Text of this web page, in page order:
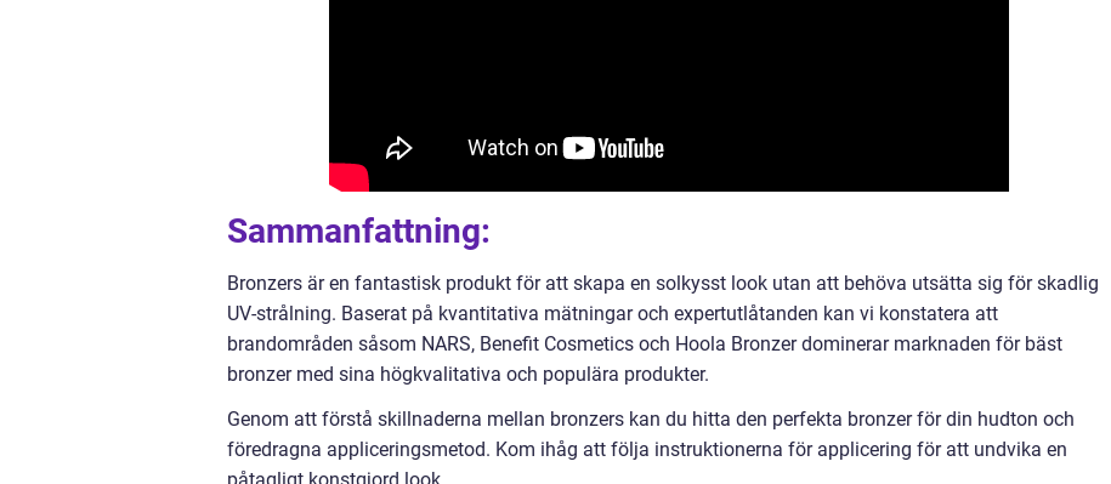
Sammanfattning:
Bronzers är en fantastisk produkt för att skapa en solkysst look utan att behöva utsätta sig för skadlig
UV-strålning. Baserat på kvantitativa mätningar och expertutlåtanden kan vi konstatera att
brandområden såsom NARS, Benefit Cosmetics och Hoola Bronzer dominerar marknaden för bäst
bronzer med sina högkvalitativa och populära produkter.
Genom att förstå skillnaderna mellan bronzers kan du hitta den perfekta bronzer för din hudton och
föredragna appliceringsmetod. Kom ihåg att följa instruktionerna för applicering för att undvika en